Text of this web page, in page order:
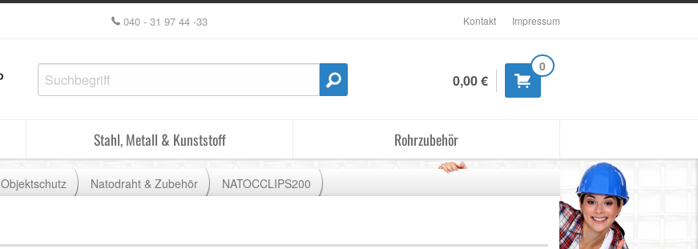
040 - 31 97 44 -33 Kontakt Impressum
0
0,00 €
Stahl, Metall & Kunststoff Rohrzubehör
Objektschutz Natodraht & Zubehör NATOCCLIPS200